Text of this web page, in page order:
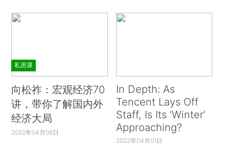
私房课
向松祚：宏观经济70
讲，带你了解国内外
经济大局
2022年04月06日
In Depth: As
Tencent Lays Off
Staff, Is Its ‘Winter’
Approaching?
2022年04月01日